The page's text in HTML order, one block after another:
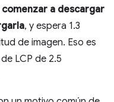
a descargar
, y espera 1.3
de imagen. Eso es
LCP de 2.5